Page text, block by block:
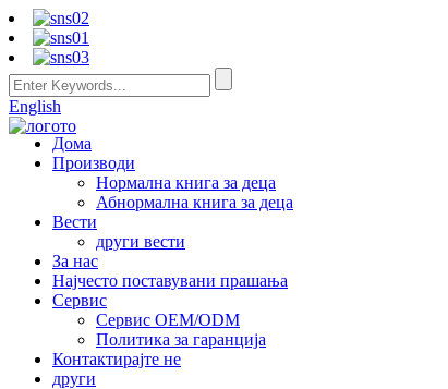
English
Дома
Производи
Нормална книга за деца
Абнормална книга за деца
Вести
други вести
За нас
Најчесто поставувани прашања
Сервис
Сервис OEM/ODM
Политика за гаранција
Контактирајте не
други